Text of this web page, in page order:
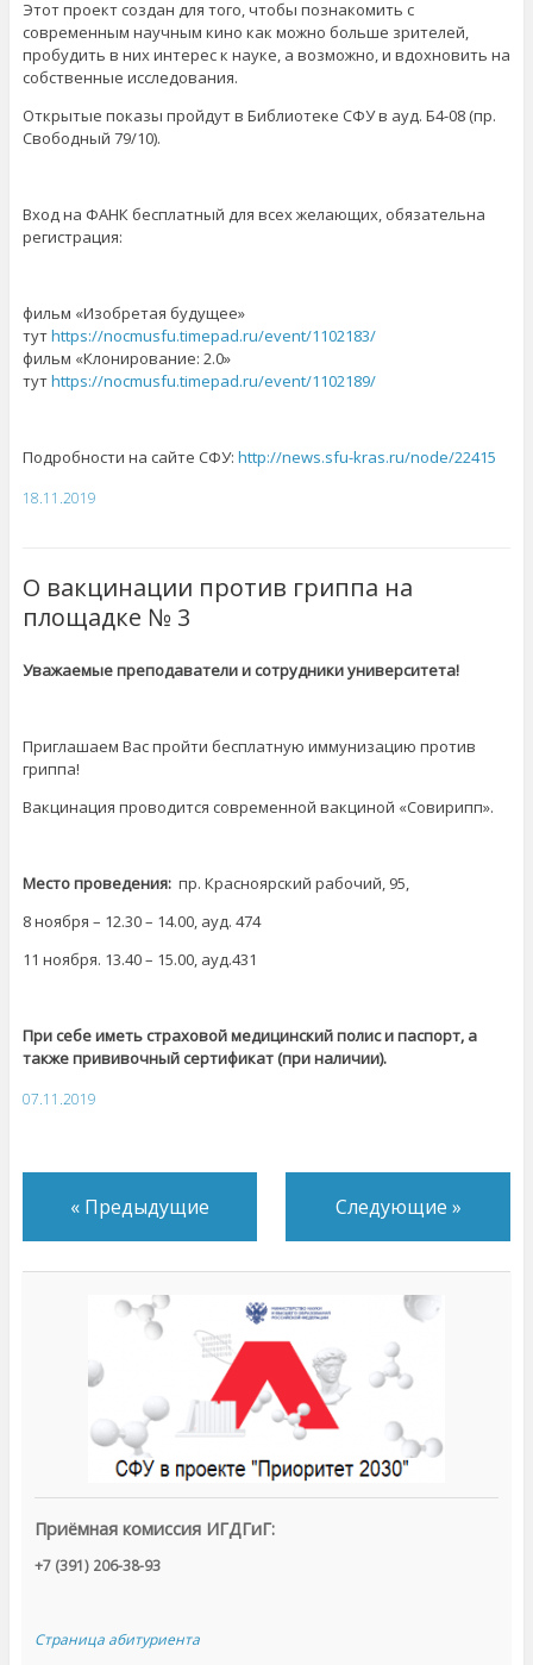
Этот проект создан для того, чтобы познакомить с
современным научным кино как можно больше зрителей,
пробудить в них интерес к науке, а возможно, и вдохновить на
собственные исследования.
Открытые показы пройдут в Библиотеке СФУ в ауд. Б4-08 (пр.
Свободный 79/10).
Вход на ФАНК бесплатный для всех желающих, обязательна
регистрация:
фильм «Изобретая будущее»
тутhttps://nocmusfu.timepad.ru/event/1102183/
фильм «Клонирование: 2.0»
тутhttps://nocmusfu.timepad.ru/event/1102189/
Подробности на сайте СФУ: http://news.sfu-kras.ru/node/22415
18.11.2019
О вакцинации против гриппа на
площадке № 3
Уважаемые преподаватели и сотрудники университета!
Приглашаем Вас пройти бесплатную иммунизацию против
гриппа!
Вакцинация проводится современной вакциной «Совирипп».
Место проведения:пр. Красноярский рабочий, 95,
8 ноября – 12.30 – 14.00, ауд. 474
11 ноября. 13.40 – 15.00, ауд.431
При себе иметь страховой медицинский полис и паспорт, а
также прививочный сертификат (при наличии).
07.11.2019
«Предыдущие Следующие »
Приёмная комиссия ИГДГиГ:
+7 (391) 206-38-93
Страница абитуриента